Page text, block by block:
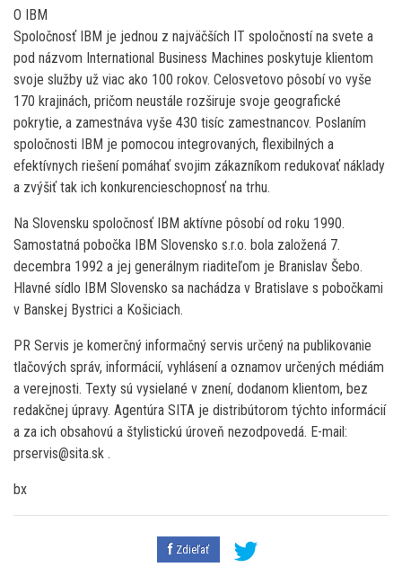
O IBM
Spoločnosť IBM je jednou z najväčších IT spoločností na svete a
pod názvom International Business Machines poskytuje klientom
svoje služby už viac ako 100 rokov. Celosvetovo pôsobí vo vyše
170 krajinách, pričom neustále rozširuje svoje geografické
pokrytie, a zamestnáva vyše 430 tisíc zamestnancov. Poslaním
spoločnosti IBM je pomocou integrovaných, flexibilných a
efektívnych riešení pomáhať svojim zákazníkom redukovať náklady
a zvýšiť tak ich konkurencieschopnosť na trhu.
Na Slovensku spoločnosť IBM aktívne pôsobí od roku 1990.
Samostatná pobočka IBM Slovensko s.r.o. bola založená 7.
decembra 1992 a jej generálnym riaditeľom je Branislav Šebo.
Hlavné sídlo IBM Slovensko sa nachádza v Bratislave s pobočkami
v Banskej Bystrici a Košiciach.
PR Servis je komerčný informačný servis určený na publikovanie
tlačových správ, informácií, vyhlásení a oznamov určených médiám
a verejnosti. Texty sú vysielané v znení, dodanom klientom, bez
redakčnej úpravy. Agentúra SITA je distribútorom týchto informácií
a za ich obsahovú a štylistickú úroveň nezodpovedá. E-mail:
prservis@sita.sk .
bx
Zdieľať